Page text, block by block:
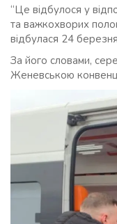
“Це відбулося у
та важкохворих
відбулася 24
За його словами,
Женевською